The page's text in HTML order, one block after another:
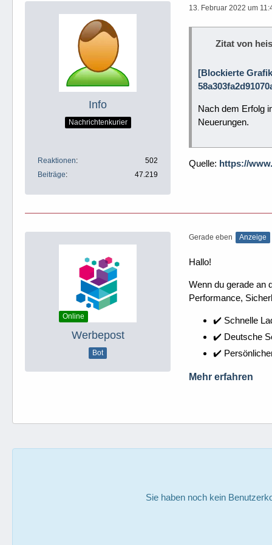
Info
Nachrichtenkurier
Reaktionen
502
Beiträge
47.219
13. Februar 2022 um
Zitat von
[Blockierte
Nach dem Erfolg
Neuerungen.
Quelle: https://
Online
Werbepost
Bot
Gerade eben Anzeige
Hallo!
Wenn du gerade an
Performance,
✔️ Schnelle
✔️ Deutsche
✔️
Mehr erfahren
Sie haben noch kein